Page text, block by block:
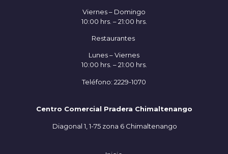
Viernes – Domingo
10:00 hrs. – 21:00 hrs.
Restaurantes
Lunes – Viernes
10:00 hrs. – 21:00 hrs.
Teléfono: 2229-1070
Centro Comercial Pradera Chimaltenango
Diagonal 1, 1-75 zona 6 Chimaltenango